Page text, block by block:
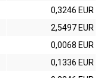
0,3246 EUR
2,5497 EUR
0,0068 EUR
0,1336 EUR